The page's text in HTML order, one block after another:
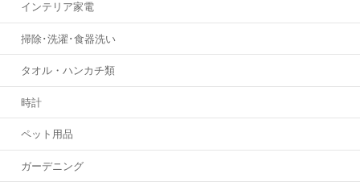
インテリア家電
掃除･洗濯･食器洗い
タオル・ハンカチ類
時計
ペット用品
ガーデニング